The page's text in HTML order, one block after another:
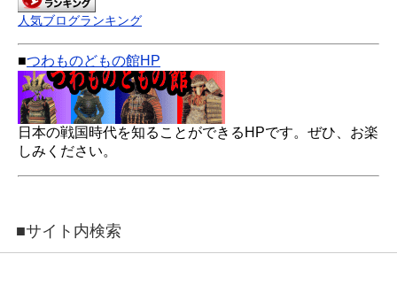
人気ブログランキング
■つわものどもの館HP
日本の戦国時代を知ることができるHPです。ぜひ、お楽
しみください。
■サイト内検索